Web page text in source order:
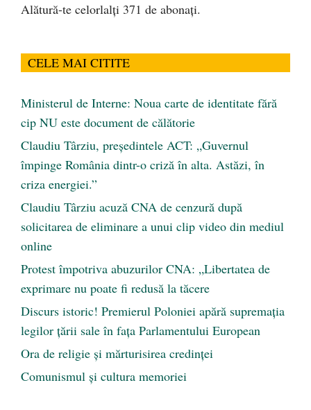
Alătură-te celorlalți 371 de abonați.
CELE MAI CITITE
Ministerul de Interne: Noua carte de identitate fără
cip NU este document de călătorie
Claudiu Târziu, președintele ACT: „Guvernul
împinge România dintr-o criză în alta. Astăzi, în
criza energiei.”
Claudiu Târziu acuză CNA de cenzură după
solicitarea de eliminare a unui clip video din mediul
online
Protest împotriva abuzurilor CNA: „Libertatea de
exprimare nu poate fi redusă la tăcere
Discurs istoric! Premierul Poloniei apără supremația
legilor țării sale în fața Parlamentului European
Ora de religie şi mărturisirea credinţei
Comunismul şi cultura memoriei